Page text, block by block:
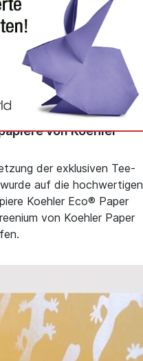
Verpackung aus
edles Design
von Koehler
der exklusiven Tee-
auf die hochwertigen
Koehler Eco® Paper
von Koehler Paper